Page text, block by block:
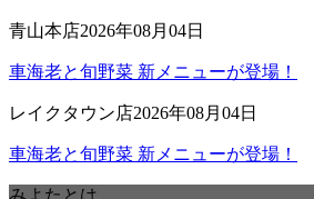
青山本店2026年08月04日
車海老と旬野菜 新メニューが登場！
レイクタウン店2026年08月04日
車海老と旬野菜 新メニューが登場！
みよたとは